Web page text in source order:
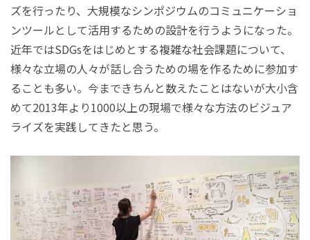
ズを行ったり、大規模なシンポジウムのコミュニケーショ
ンツールとして活用するための設計を行うようになった。
近年ではSDGsをはじめとする複雑な社会課題について、
様々な立場の人々が話し合うための場を作るために参加す
ることも多い。今まできちんと数えたことはないが大小含
めて2013年より1000以上の現場で様々な方法のビジュア
ライズを実践してきたと思う。